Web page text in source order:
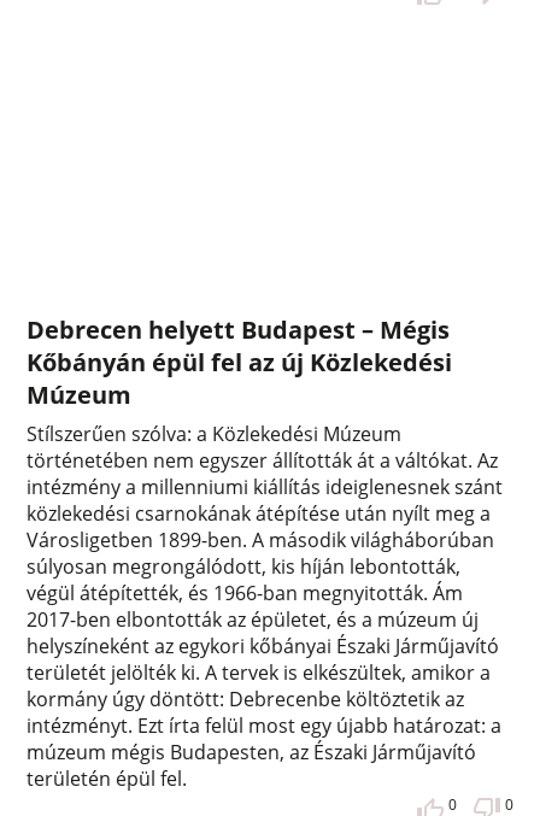
Debrecen helyett Budapest – Mégis
Kőbányán épül fel az új Közlekedési
Múzeum
Stílszerűen szólva: a Közlekedési Múzeum
történetében nem egyszer állították át a váltókat. Az
intézmény a millenniumi kiállítás ideiglenesnek szánt
közlekedési csarnokának átépítése után nyílt meg a
Városligetben 1899-ben. A második világháborúban
súlyosan megrongálódott, kis híján lebontották,
végül átépítették, és 1966-ban megnyitották. Ám
2017-ben elbontották az épületet, és a múzeum új
helyszíneként az egykori kőbányai Északi Járműjavító
területét jelölték ki. A tervek is elkészültek, amikor a
kormány úgy döntött: Debrecenbe költöztetik az
intézményt. Ezt írta felül most egy újabb határozat: a
múzeum mégis Budapesten, az Északi Járműjavító
területén épül fel.
0 0